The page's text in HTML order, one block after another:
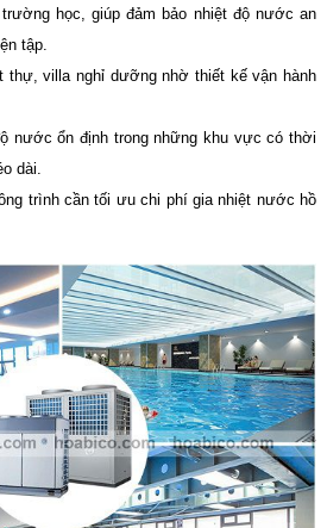
học, giúp đảm bảo nhiệt độ nước an
tập.
thự, villa nghỉ dưỡng nhờ thiết kế vận hành
nước ổn định trong những khu vực có thời
dài.
trình cần tối ưu chi phí gia nhiệt nước hồ